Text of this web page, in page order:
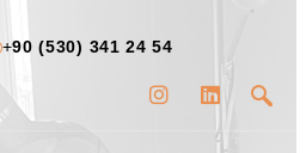
+90 (530) 341 24 54